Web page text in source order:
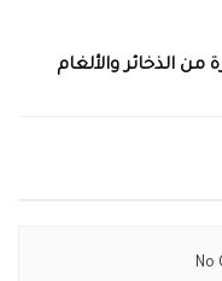
من الذخائر والألغام
No